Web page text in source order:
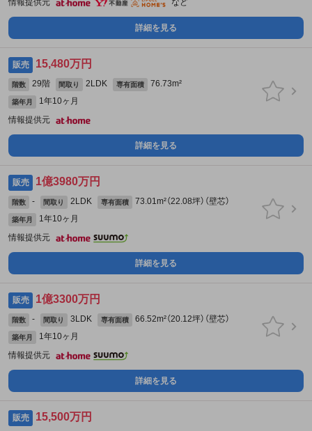
情報提供元
など
詳細を見る
販売 15,480万円
階数 29階 間取り 2LDK 専有面積 76.73m²
築年月
1年10ヶ月
情報提供元
詳細を見る
販売 1億3980万円
階数 - 間取り 2LDK 専有面積 73.01m²（22.08坪）（壁芯）
築年月
1年10ヶ月
情報提供元
詳細を見る
販売 1億3300万円
階数 - 間取り 3LDK 専有面積 66.52m²（20.12坪）（壁芯）
築年月
1年10ヶ月
情報提供元
詳細を見る
販売 15,500万円